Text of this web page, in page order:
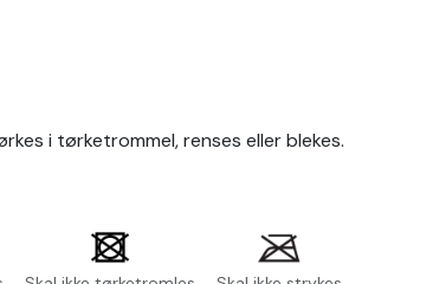
i tørketrommel, renses eller blekes.